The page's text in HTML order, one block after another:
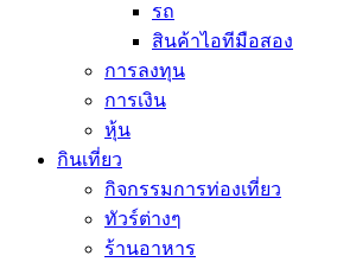
รถ
สินค้าไอทีมือสอง
การลงทุน
การเงิน
หุ้น
กินเที่ยว
กิจกรรมการท่องเที่ยว
ทัวร์ต่างๆ
ร้านอาหาร